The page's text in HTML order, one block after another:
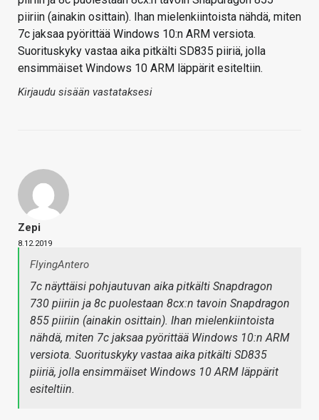
piiriin (ainakin osittain). Ihan mielenkiintoista nähdä, miten
7c jaksaa pyörittää Windows 10:n ARM versiota.
Suorituskyky vastaa aika pitkälti SD835 piiriä, jolla
ensimmäiset Windows 10 ARM läppärit esiteltiin.
Kirjaudu sisään vastataksesi
Zepi
8.12.2019
FlyingAntero
7c näyttäisi pohjautuvan aika pitkälti Snapdragon
730 piiriin ja 8c puolestaan 8cx:n tavoin Snapdragon
855 piiriin (ainakin osittain). Ihan mielenkiintoista
nähdä, miten 7c jaksaa pyörittää Windows 10:n ARM
versiota. Suorituskyky vastaa aika pitkälti SD835
piiriä, jolla ensimmäiset Windows 10 ARM läppärit
esiteltiin.